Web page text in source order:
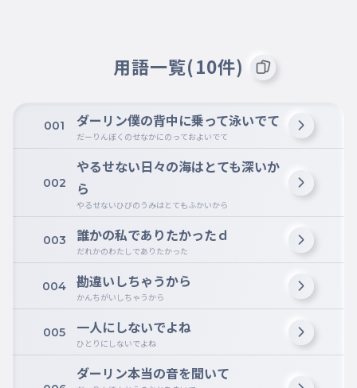
用語一覧(10件)
001 ダーリン僕の背中に乗って泳いでて
だーりんぼくのせなかにのっておよいでて
002
やるせない日々の海はとても深いか
ら
やるせないひびのうみはとてもふかいから
003 誰かの私でありたかったｄ
だれかのわたしでありたかった
004 勘違いしちゃうから
かんちがいしちゃうから
005 一人にしないでよね
ひとりにしないでよね
ダーリン本当の音を聞いて